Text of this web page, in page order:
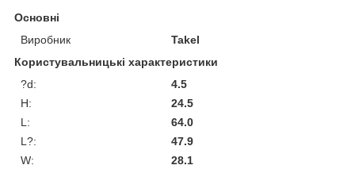
Основні
Виробник
Takel
Користувальницькі характеристики
?d:
4.5
H:
24.5
L:
64.0
L?:
47.9
W:
28.1